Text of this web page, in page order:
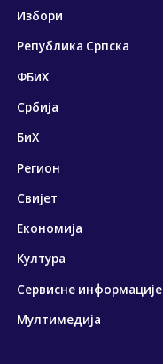
Избори
Република Српска
ФБиХ
Србија
БиХ
Регион
Свијет
Економија
Култура
Сервисне информације
Мултимедија